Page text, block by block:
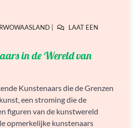
RWOWAASLAND
LAAT EEN
in de Wereld van
Kunstenaars die de Grenzen
een stroming die de
figuren van de kunstwereld
opmerkelijke kunstenaars